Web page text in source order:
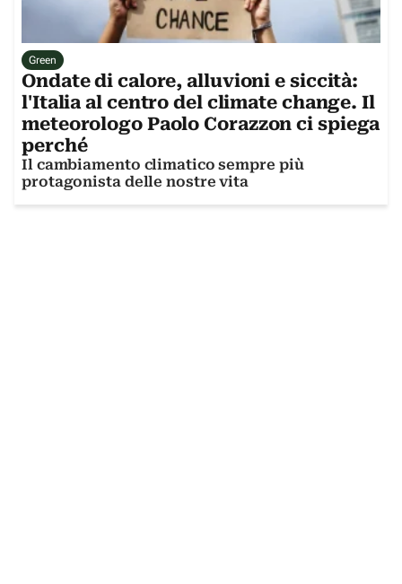
Green
Ondate di calore, alluvioni e siccità:
l'Italia al centro del climate change. Il
meteorologo Paolo Corazzon ci spiega
perché
Il cambiamento climatico sempre più
protagonista delle nostre vita